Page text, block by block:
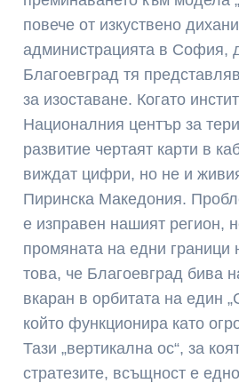
повече от изкуствено
администрацията в София,
Благоевград тя
за изоставане. Когато
Националния център за
развитие чертаят карти в
виждат цифри, но не и
Пиринска Македония.
е изправен нашият регион,
промяната на едни граници
това, че Благоевград бива
вкаран в орбитата на един
който функционира като
Тази „вертикална ос“, за
стратезите, всъщност е